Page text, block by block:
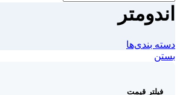
اندومتر
دسته بندی‌ها
بستن
فیلتر قیمت